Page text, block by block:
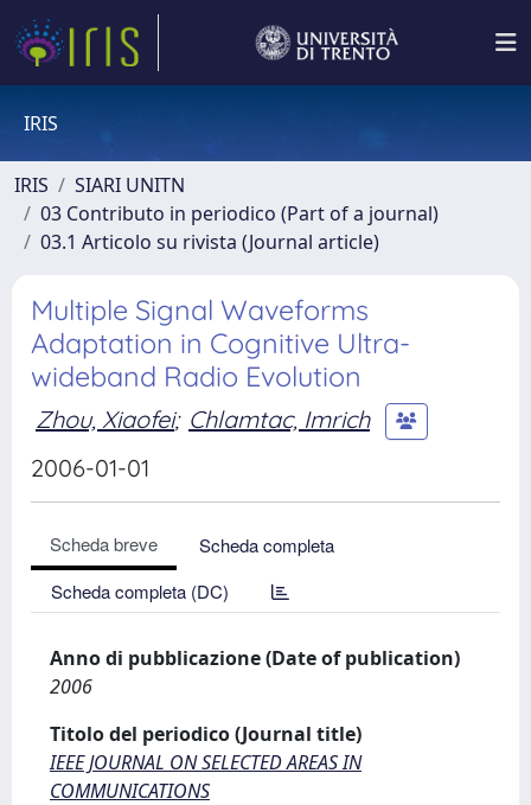
IRIS
IRIS
SIARI UNITN
03 Contributo in periodico (Part of a journal)
03.1 Articolo su rivista (Journal article)
Multiple Signal Waveforms
Adaptation in Cognitive Ultra-
wideband Radio Evolution
Zhou, Xiaofei; Chlamtac, Imrich
2006-01-01
Scheda breve
Scheda completa
Scheda completa (DC)
Anno di pubblicazione (Date of publication)
2006
Titolo del periodico (Journal title)
IEEE JOURNAL ON SELECTED AREAS IN
COMMUNICATIONS